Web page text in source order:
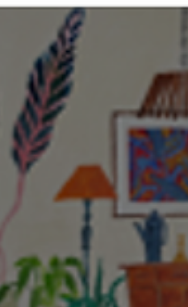
ストの自由な表現を示唆。 初回として「未知の才能
ちの輪郭をまだ定めない」姿勢を表現。 オープニング
展：「UNLABELED」 会期：2025年9月3日(水)-9月26日
(金) 営業時間11:00－17:45 ※土日祝定休 会場：アー
ト解放区 人形町 住所：東京都中央区日本橋人形町3-6-
9 SPACE ANNEX 1F, B1F